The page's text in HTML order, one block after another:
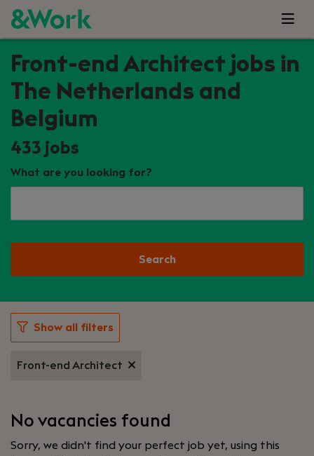
Front-end Architect jobs in
The Netherlands and
Belgium
433 jobs
What are you looking for?
Search
Show all filters
Front-end Architect
No vacancies found
Sorry, we didn't find your perfect job yet, using this